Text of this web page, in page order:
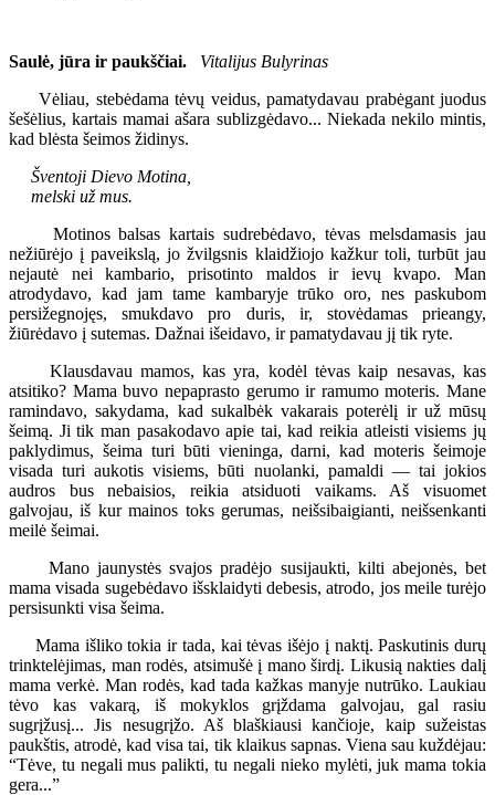
Saulė, jūra ir paukščiai. Vitalijus Bulyrinas
Vėliau, stebėdama tėvų veidus, pamatydavau prabėgant juodus
šešėlius, kartais mamai ašara sublizgėdavo... Niekada nekilo mintis,
kad blėsta šeimos židinys.
Šventoji Dievo Motina,
melski už mus.
Motinos balsas kartais sudrebėdavo, tėvas melsdamasis jau
nežiūrėjo į paveikslą, jo žvilgsnis klaidžiojo kažkur toli, turbūt jau
nejautė nei kambario, prisotinto maldos ir ievų kvapo. Man
atrodydavo, kad jam tame kambaryje trūko oro, nes paskubom
persižegnojęs, smukdavo pro duris, ir, stovėdamas prieangy,
žiūrėdavo į sutemas. Dažnai išeidavo, ir pamatydavau jį tik ryte.
Klausdavau mamos, kas yra, kodėl tėvas kaip nesavas, kas
atsitiko? Mama buvo nepaprasto gerumo ir ramumo moteris. Mane
ramindavo, sakydama, kad sukalbėk vakarais poterėlį ir už mūsų
šeimą. Ji tik man pasakodavo apie tai, kad reikia atleisti visiems jų
paklydimus, šeima turi būti vieninga, darni, kad moteris šeimoje
visada turi aukotis visiems, būti nuolanki, pamaldi — tai jokios
audros bus nebaisios, reikia atsiduoti vaikams. Aš visuomet
galvojau, iš kur mainos toks gerumas, neišsibaigianti, neišsenkanti
meilė šeimai.
Mano jaunystės svajos pradėjo susijaukti, kilti abejonės, bet
mama visada sugebėdavo išsklaidyti debesis, atrodo, jos meile turėjo
persisunkti visa šeima.
Mama išliko tokia ir tada, kai tėvas išėjo į naktį. Paskutinis durų
trinktelėjimas, man rodės, atsimušė į mano širdį. Likusią nakties dalį
mama verkė. Man rodės, kad tada kažkas manyje nutrūko. Laukiau
tėvo kas vakarą, iš mokyklos grįždama galvojau, gal rasiu
sugrįžusį... Jis nesugrįžo. Aš blaškiausi kančioje, kaip sužeistas
paukštis, atrodė, kad visa tai, tik klaikus sapnas. Viena sau kuždėjau:
“Tėve, tu negali mus palikti, tu negali nieko mylėti, juk mama tokia
gera...”